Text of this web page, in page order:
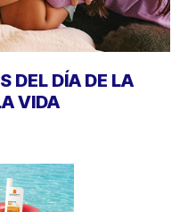
DEL DÍA DE LA
VIDA